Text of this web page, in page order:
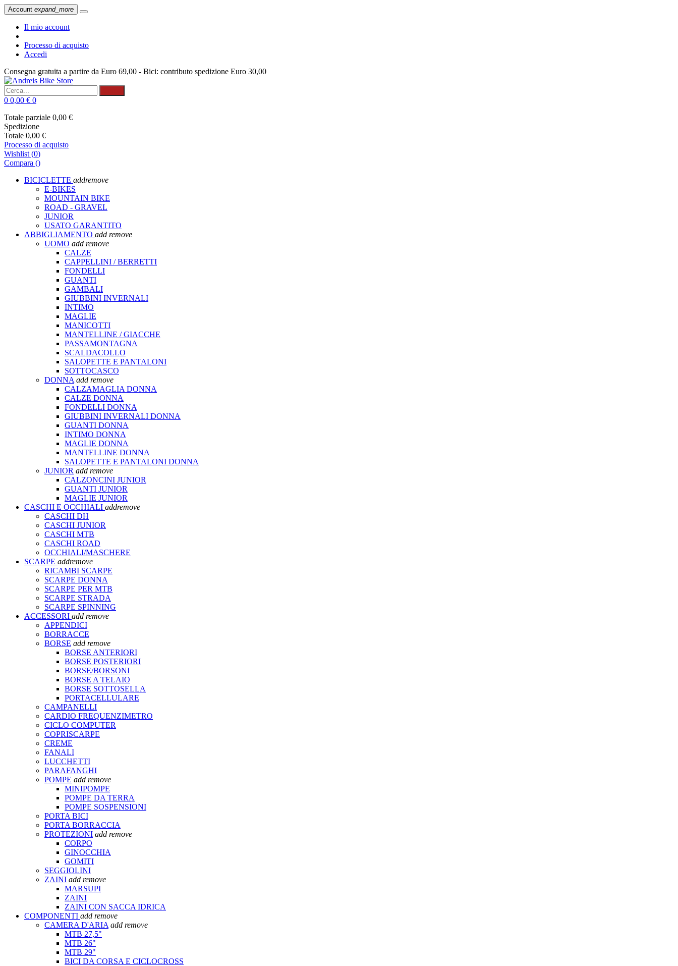
Account expand_more
Il mio account
Processo di acquisto
Accedi
Consegna gratuita a partire da Euro 69,00 - Bici: contributo spedizione Euro 30,00
0 0,00 € 0
Totale parziale 0,00 €
Spedizione
Totale 0,00 €
Processo di acquisto
Wishlist (0)
Compara ()
BICICLETTE addremove
E-BIKES
MOUNTAIN BIKE
ROAD - GRAVEL
JUNIOR
USATO GARANTITO
ABBIGLIAMENTO add remove
UOMO add remove
CALZE
CAPPELLINI / BERRETTI
FONDELLI
GUANTI
GAMBALI
GIUBBINI INVERNALI
INTIMO
MAGLIE
MANICOTTI
MANTELLINE / GIACCHE
PASSAMONTAGNA
SCALDACOLLO
SALOPETTE E PANTALONI
SOTTOCASCO
DONNA add remove
CALZAMAGLIA DONNA
CALZE DONNA
FONDELLI DONNA
GIUBBINI INVERNALI DONNA
GUANTI DONNA
INTIMO DONNA
MAGLIE DONNA
MANTELLINE DONNA
SALOPETTE E PANTALONI DONNA
JUNIOR add remove
CALZONCINI JUNIOR
GUANTI JUNIOR
MAGLIE JUNIOR
CASCHI E OCCHIALI addremove
CASCHI DH
CASCHI JUNIOR
CASCHI MTB
CASCHI ROAD
OCCHIALI/MASCHERE
SCARPE addremove
RICAMBI SCARPE
SCARPE DONNA
SCARPE PER MTB
SCARPE STRADA
SCARPE SPINNING
ACCESSORI add remove
APPENDICI
BORRACCE
BORSE add remove
BORSE ANTERIORI
BORSE POSTERIORI
BORSE/BORSONI
BORSE A TELAIO
BORSE SOTTOSELLA
PORTACELLULARE
CAMPANELLI
CARDIO FREQUENZIMETRO
CICLO COMPUTER
COPRISCARPE
CREME
FANALI
LUCCHETTI
PARAFANGHI
POMPE add remove
MINIPOMPE
POMPE DA TERRA
POMPE SOSPENSIONI
PORTA BICI
PORTA BORRACCIA
PROTEZIONI add remove
CORPO
GINOCCHIA
GOMITI
SEGGIOLINI
ZAINI add remove
MARSUPI
ZAINI
ZAINI CON SACCA IDRICA
COMPONENTI add remove
CAMERA D'ARIA add remove
MTB 27,5"
MTB 26"
MTB 29"
BICI DA CORSA E CICLOCROSS